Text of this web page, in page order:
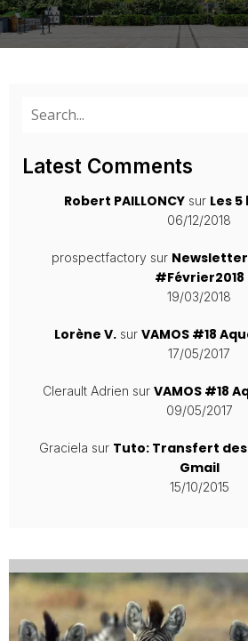
Latest Comments
Robert PAILLONCYsur Les
06/12/2018
prospectfactorysur Newsletter
#Février2018
19/03/2018
Lorène V. sur VAMOS #18
17/05/2017
Clerault Adrien sur VAMOS #18
09/05/2017
Graciela sur Tuto: Transfert des
Gmail
15/10/2015